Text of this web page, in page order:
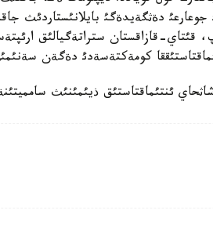
دةثگةيدةگئ بايلانئستاردئث
قازاقستان ستراتةگيالئق
كومةكتةسةدئ دةگةن